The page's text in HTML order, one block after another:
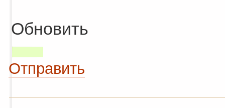
Обновить
Отправить